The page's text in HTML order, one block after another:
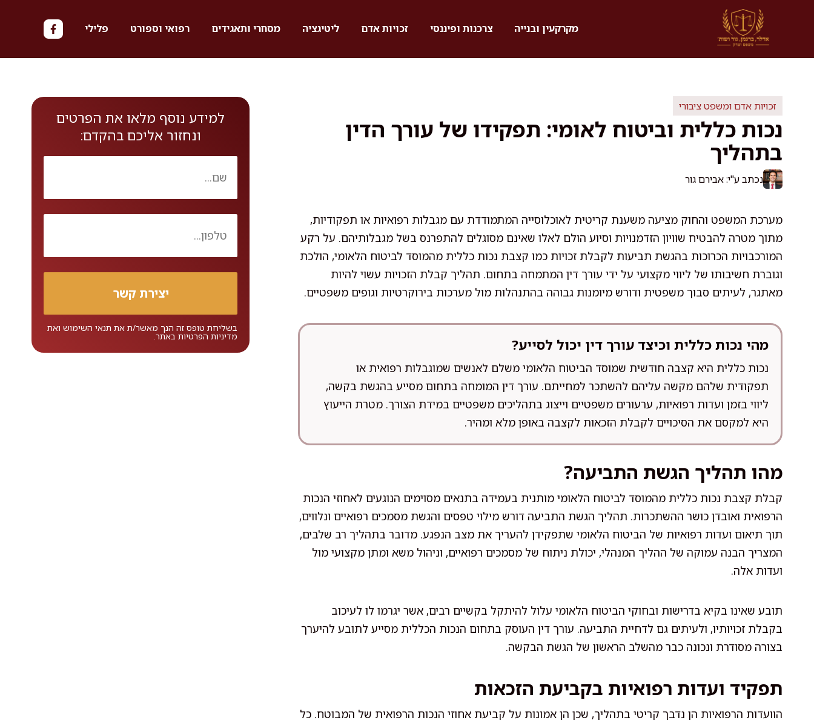
מקרקעין ובנייה צרכנות ופיננסי זכויות אדם ליטיגציה מסחרי ותאגידים רפואי וספורט פלילי
זכויות אדם ומשפט ציבורי
נכות כללית וביטוח לאומי: תפקידו של עורך הדין
בתהליך
נכתב ע"י: אבירם גור
מערכת המשפט והחוק מציעה משענת קריטית לאוכלוסייה המתמודדת עם מגבלות רפואיות או תפקודיות,
מתוך מטרה להבטיח שוויון הזדמנויות וסיוע הולם לאלו שאינם מסוגלים להתפרנס בשל מגבלותיהם. על רקע
המורכבויות הכרוכות בהגשת תביעות לקבלת זכויות כמו קצבת נכות כללית מהמוסד לביטוח הלאומי, הולכת
וגוברת חשיבותו של ליווי מקצועי על ידי עורך דין המתמחה בתחום. תהליך קבלת הזכויות עשוי להיות
מאתגר, לעיתים סבוך משפטית ודורש מיומנות גבוהה בהתנהלות מול מערכות בירוקרטיות וגופים משפטיים.
מהי נכות כללית וכיצד עורך דין יכול לסייע?
נכות כללית היא קצבה חודשית שמוסד הביטוח הלאומי משלם לאנשים שמוגבלות רפואית או
תפקודית שלהם מקשה עליהם להשתכר למחייתם. עורך דין המומחה בתחום מסייע בהגשת בקשה,
ליווי בזמן ועדות רפואיות, ערעורים משפטיים וייצוג בתהליכים משפטיים במידת הצורך. מטרת הייעוץ
היא למקסם את הסיכויים לקבלת הזכאות לקצבה באופן מלא ומהיר.
מהו תהליך הגשת התביעה?
קבלת קצבת נכות כללית מהמוסד לביטוח הלאומי מותנית בעמידה בתנאים מסוימים הנוגעים לאחוזי הנכות
הרפואית ואובדן כושר ההשתכרות. תהליך הגשת התביעה דורש מילוי טפסים והגשת מסמכים רפואיים ונלווים,
תוך תיאום ועדות רפואיות של הביטוח הלאומי שתפקידן להעריך את מצב הנפגע. מדובר בתהליך רב שלבים,
המצריך הבנה עמוקה של ההליך המנהלי, יכולת ניתוח של מסמכים רפואיים, וניהול משא ומתן מקצועי מול
ועדות אלה.
תובע שאינו בקיא בדרישות ובחוקי הביטוח הלאומי עלול להיתקל בקשיים רבים, אשר יגרמו לו לעיכוב
בקבלת זכויותיו, ולעיתים גם לדחיית התביעה. עורך דין העוסק בתחום הנכות הכללית מסייע לתובע להיערך
בצורה מסודרת ונכונה כבר מהשלב הראשון של הגשת הבקשה.
תפקיד ועדות רפואיות בקביעת הזכאות
הוועדות הרפואיות הן נדבך קריטי בתהליך, שכן הן אמונות על קביעת אחוזי הנכות הרפואית של המבוטח. כל
למידע נוסף מלאו את הפרטים
ונחזור אליכם בהקדם:
בשליחת טופס זה הנך מאשר/ת את תנאי השימושואת
מדיניות הפרטיותבאתר.